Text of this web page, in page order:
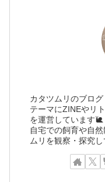
カタツムリのブロ
テーマにZINEやリ
を運営しています🐌
自宅での飼育や自
ムリを観察・探究